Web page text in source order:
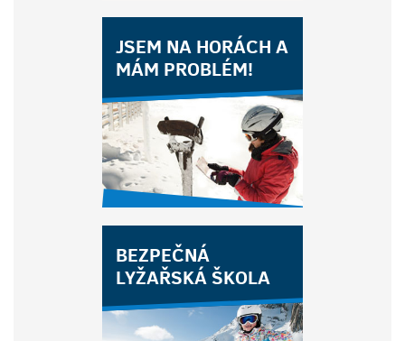
JSEM NA HORÁCH A
MÁM PROBLÉM!
BEZPEČNÁ
LYŽAŘSKÁ ŠKOLA